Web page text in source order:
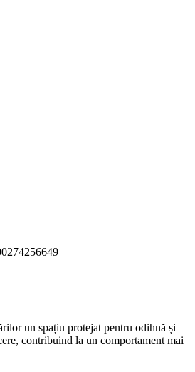
un spațiu protejat pentru odihnă și
contribuind la un comportament mai